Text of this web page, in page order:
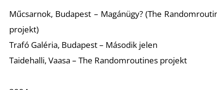
Műcsarnok, Budapest – Magánügy? (The
projekt)
Trafó Galéria, Budapest – Második jelen
Taidehalli, Vaasa – The Randomroutines projekt